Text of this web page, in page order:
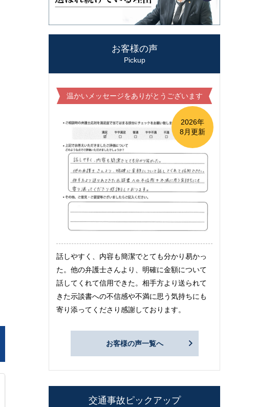
お客様の声
Pickup
温かいメッセージをありがとうございます
2026年
8月更新
話しやすく、内容も簡潔でとても分かり易かっ
た。他の弁護士さんより、明確に金額について
話してくれて信用できた。相手方より送られて
きた示談書への不信感や不満に思う気持ちにも
寄り添ってくださり感謝しております。
お客様の声一覧へ
交通事故ピックアップ